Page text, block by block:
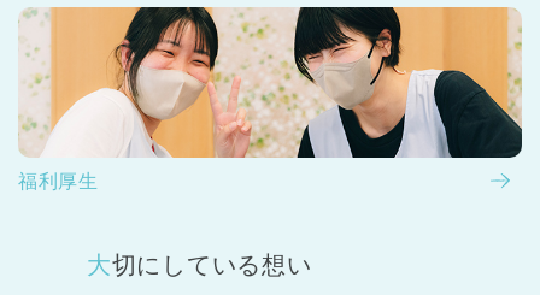
福利厚生
大切にしている想い